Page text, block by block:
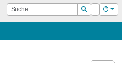
Suche
Suchen
Login Hilfe